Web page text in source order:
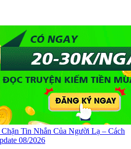
Tin Nhắn Của Người Lạ – Cách
08/2026